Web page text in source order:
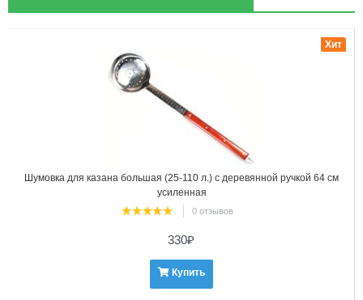
Шумовка для казана большая (25-110 л.) с деревянной ручкой 64 см
усиленная
0 отзывов
Хит
330₽
Купить